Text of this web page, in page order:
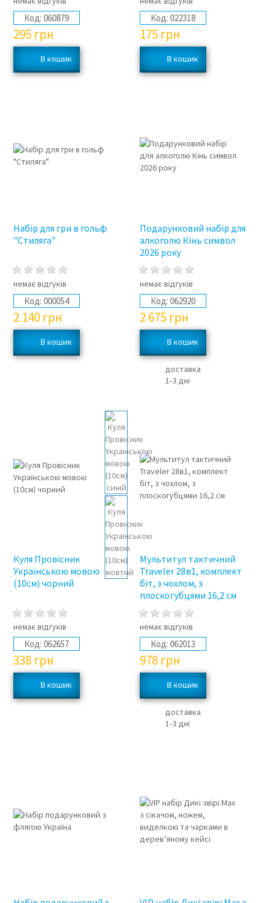
Код: 060879
295 грн
Код: 022318
175 грн
Набір для гри в гольф
"Стиляга"
немає відгуків
Код: 000054
2 140 грн
Подарунковий набір для
алкоголю Кінь символ
2026 року
немає відгуків
Код: 062920
2 675 грн
доставка
1‑3 дні
Куля Провісник
Українською мовою
(10см) чорний
немає відгуків
Код: 062657
338 грн
Мультитул тактичний
Traveler 28в1, комплект
біт, з чохлом, з
плоскогубцями 16,2 см
немає відгуків
Код: 062013
978 грн
доставка
1‑3 дні